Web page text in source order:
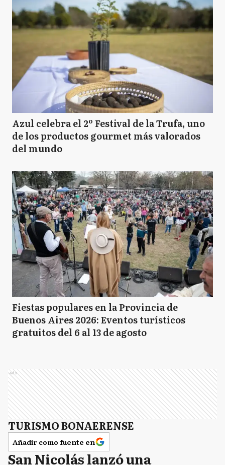
Azul celebra el 2º Festival de la Trufa, uno
de los productos gourmet más valorados
del mundo
Fiestas populares en la Provincia de
Buenos Aires 2026: Eventos turísticos
gratuitos del 6 al 13 de agosto
Ads
TURISMO BONAERENSE
Añadir como fuente en
San Nicolás lanzó una